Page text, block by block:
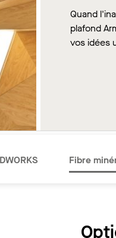
Quand
plafond
vos idées
Fibre